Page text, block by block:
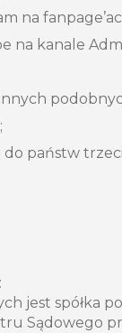
na
na kanale
do państw
jest spółka
Sądowego